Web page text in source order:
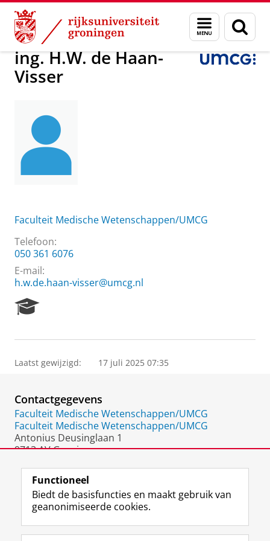
Skip
Content
Skip
Navigation
Menu
en
zoeken
Over ons ing. H.W. de Haan-Visser
ing. H.W. de Haan-
Visser
Faculteit Medische Wetenschappen/UMCG
Telefoon:
050 361 6076
E-mail:
h.w.de.haan-visser@umcg.nl
e
r
P
o
r
t
a
Laatst gewijzigd: 17 juli 2025 07:35
Contactgegevens
Faculteit Medische Wetenschappen/UMCG
Faculteit Medische Wetenschappen/UMCG
Antonius Deusinglaan 1
9713 AV Groningen
Volg de RUG
F
L
R I
Y
Functioneel
Biedt de basisfuncties en maakt gebruik van
geanonimiseerde cookies.